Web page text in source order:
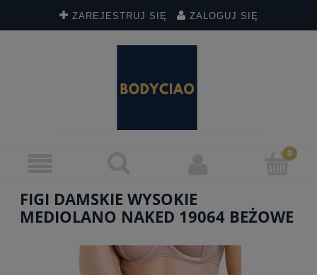
ZAREJESTRUJ SIĘ ZALOGUJ SIĘ
FIGI DAMSKIE WYSOKIE
MEDIOLANO NAKED 19064 BEŻOWE